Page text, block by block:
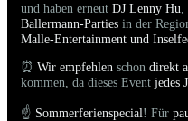
und haben erneut DJ Lenny Hu
Ballermann-Parties in der
Malle-Entertainment und
⏰ Wir empfehlen schon direkt
kommen, da dieses Event jedes
☝️ Sommerferienspecial! Für